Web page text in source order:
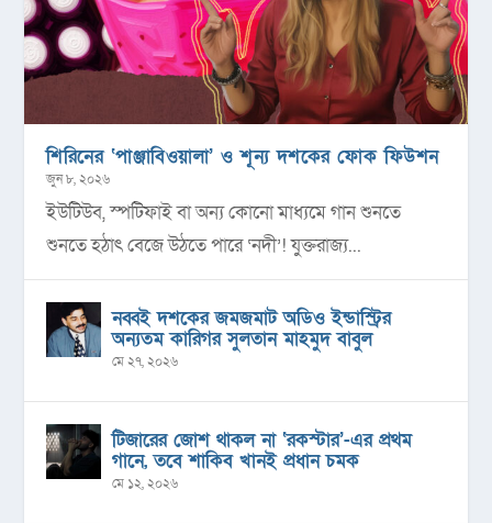
শিরিনের ‘পাঞ্জাবিওয়ালা’ ও শূন্য দশকের ফোক ফিউশন
জুন ৮, ২০২৬
ইউটিউব, স্পটিফাই বা অন্য কোনো মাধ্যমে গান শুনতে
শুনতে হঠাৎ বেজে উঠতে পারে ‘নদী’! যুক্তরাজ্য...
নব্বই দশকের জমজমাট অডিও ইন্ডাস্ট্রির
অন্যতম কারিগর সুলতান মাহমুদ বাবুল
মে ২৭, ২০২৬
টিজারের জোশ থাকল না ‘রকস্টার’-এর প্রথম
গানে, তবে শাকিব খানই প্রধান চমক
মে ১২, ২০২৬